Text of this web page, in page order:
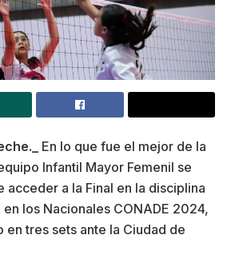
En lo que fue el mejor de la
Infantil Mayor Femenil se
acceder a la Final en la disciplina
los Nacionales CONADE 2024,
tres sets ante la Ciudad de